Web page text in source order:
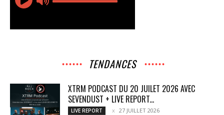
TENDANCES
XTRM PODCAST DU 20 JUILET 2026 AVEC
SEVENDUST + LIVE REPORT...
LIVE REPORT 27 JUILLET 2026